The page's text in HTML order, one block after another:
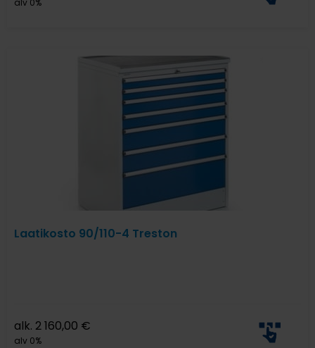
alv 0%
Laatikosto 90/110-4 Treston
alk. 2 160,00 €
alv 0%